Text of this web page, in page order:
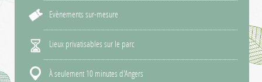
Evènements sur-mesure
Lieux privatisables sur le parc
À seulement 10 minutes d'Angers